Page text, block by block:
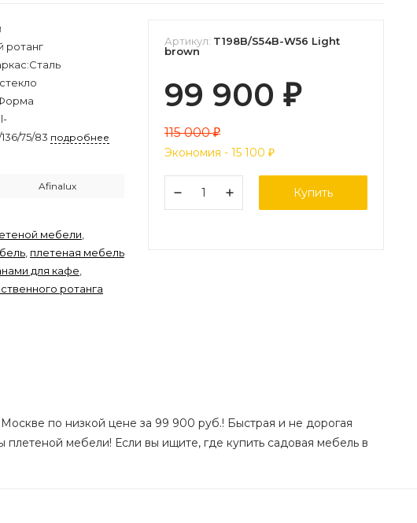
ротанг
75/83 подробнее
Afinalux
мебели
плетеная мебель
для кафе
ротанга
Артикул: T198B/S54B-W56 Light
brown
99 900 ₽
115 000₽
Экономия - 15 100 ₽
Купить
по низкой цене за 99 900 руб.! Быстрая и не дорогая
мебели! Если вы ищите, где купить садовая мебель в